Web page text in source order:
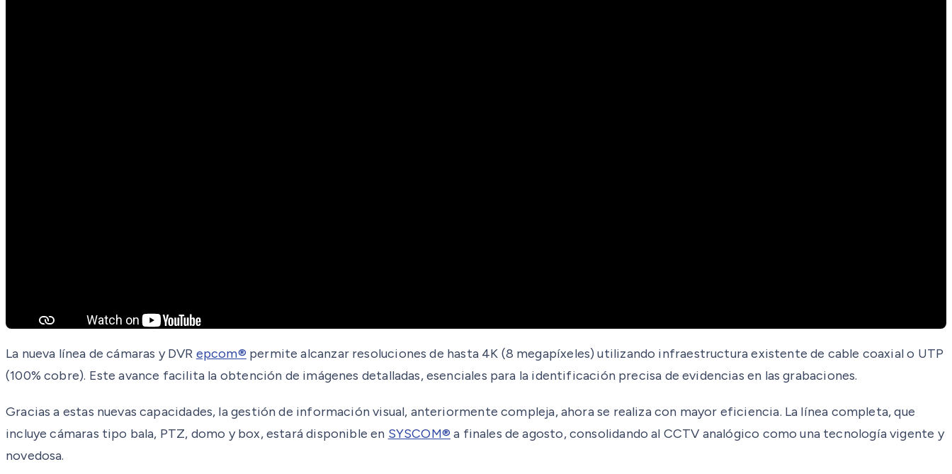
La nueva línea de cámaras y DVR epcom® permite alcanzar resoluciones de hasta 4K (8 megapíxeles) utilizando infraestructura existente de cable coaxial o UTP
(100% cobre). Este avance facilita la obtención de imágenes detalladas, esenciales para la identificación precisa de evidencias en las grabaciones.
Gracias a estas nuevas capacidades, la gestión de información visual, anteriormente compleja, ahora se realiza con mayor eficiencia. La línea completa, que
incluye cámaras tipo bala, PTZ, domo y box, estará disponible en SYSCOM® a finales de agosto, consolidando al CCTV analógico como una tecnología vigente y
novedosa.